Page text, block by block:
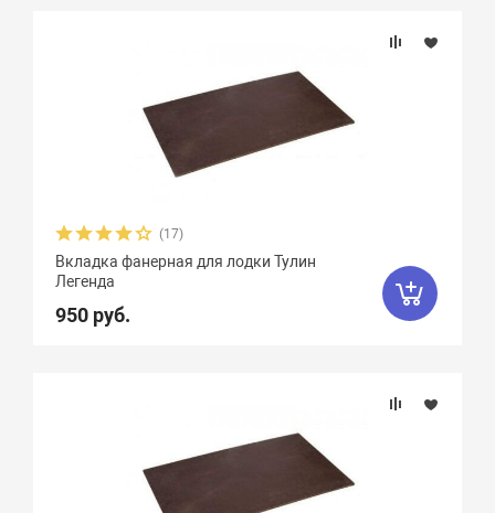
(17)
Вкладка фанерная для лодки Тулин
Легенда
950 руб.